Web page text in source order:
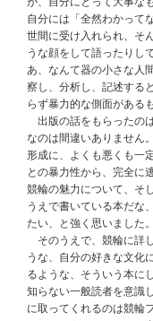
自分には「全然わかって
世間に受け入れられ、そ
うな顔をして語ったりし
あ、なんて器の小さな人
察し、分析し、記述する
らず暴力的な側面がある
出版の話をもらったの
なのは間違いありません
形成に、よくも悪くも一
との暴力性から、完全に
競輪の魅力について、そ
うえで書いている本だな
たい、と強く思いました。
そのうえで、競輪に詳
うな、自分の好きな文化
るような、そういう本に
知らない一般読者を意識
に取ってくれるのは競輪